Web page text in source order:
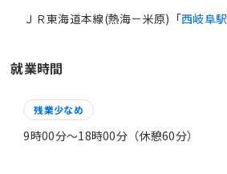
ＪＲ東海道本線(熱海－米原)「西岐阜駅
就業時間
残業少なめ
9時00分〜18時00分（休憩60分）